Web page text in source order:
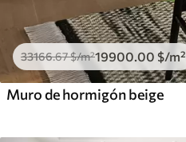
33166.67$/m²19900.00 $/m²
Muro de hormigón beige